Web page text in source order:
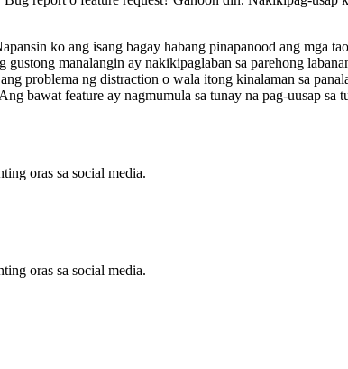
ko ang isang bagay habang pinapanood ang mga
manalangin ay nakikipaglaban sa parehong
problema ng distraction o wala itong kinalaman sa
bawat feature ay nagmumula sa tunay na pag-uusap
oras sa social media.
oras sa social media.